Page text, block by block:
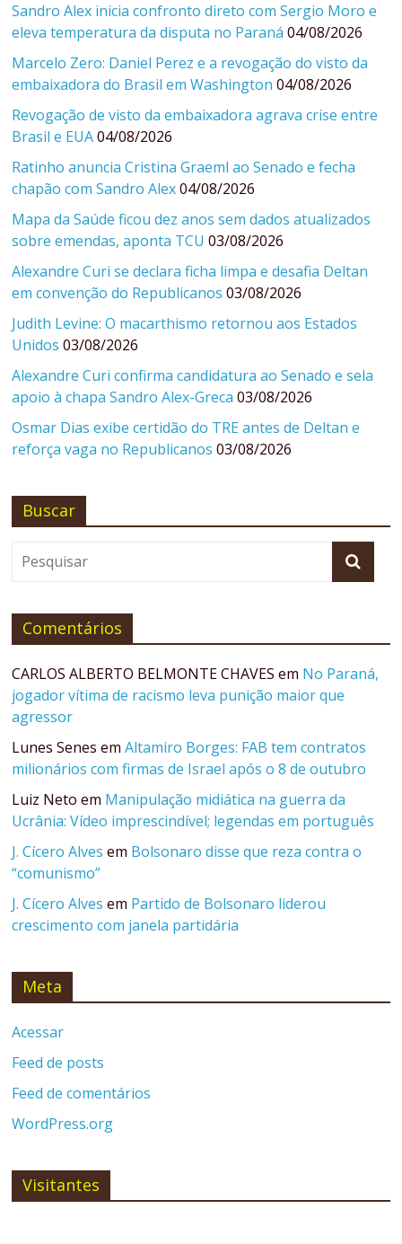
Sandro Alex inicia confronto direto com Sergio Moro e
eleva temperatura da disputa no Paraná 04/08/2026
Marcelo Zero: Daniel Perez e a revogação do visto da
embaixadora do Brasil em Washington 04/08/2026
Revogação de visto da embaixadora agrava crise entre
Brasil e EUA 04/08/2026
Ratinho anuncia Cristina Graeml ao Senado e fecha
chapão com Sandro Alex 04/08/2026
Mapa da Saúde ficou dez anos sem dados atualizados
sobre emendas, aponta TCU 03/08/2026
Alexandre Curi se declara ficha limpa e desafia Deltan
em convenção do Republicanos 03/08/2026
Judith Levine: O macarthismo retornou aos Estados
Unidos 03/08/2026
Alexandre Curi confirma candidatura ao Senado e sela
apoio à chapa Sandro Alex-Greca 03/08/2026
Osmar Dias exibe certidão do TRE antes de Deltan e
reforça vaga no Republicanos 03/08/2026
Buscar
Comentários
CARLOS ALBERTO BELMONTE CHAVES em No Paraná,
jogador vítima de racismo leva punição maior que
agressor
Lunes Senes emAltamiro Borges: FAB tem contratos
milionários com firmas de Israel após o 8 de outubro
Luiz Neto em Manipulação midiática na guerra da
Ucrânia: Vídeo imprescindível; legendas em português
J. Cícero Alves em Bolsonaro disse que reza contra o
“comunismo”
J. Cícero Alves em Partido de Bolsonaro liderou
crescimento com janela partidária
Meta
Acessar
Feed de posts
Feed de comentários
WordPress.org
Visitantes